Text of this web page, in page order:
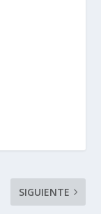
SIGUIENTE